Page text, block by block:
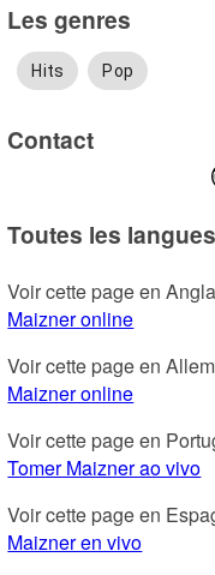
Les genres
Hits Pop
Contact
Toutes les langues
Voir cette page en
Maizner online
Voir cette page en
Maizner online
Voir cette page en
Tomer Maizner ao vivo
Voir cette page en
Maizner en vivo